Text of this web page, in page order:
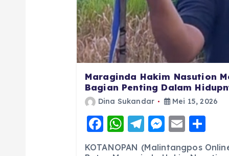
Maraginda Hakim Nasution
Bagian Penting Dalam
Dina Sukandar Mei 15, 2026
F
a
W
h
T
el
M
e
E
m h
KOTANOPAN (Malintangpos